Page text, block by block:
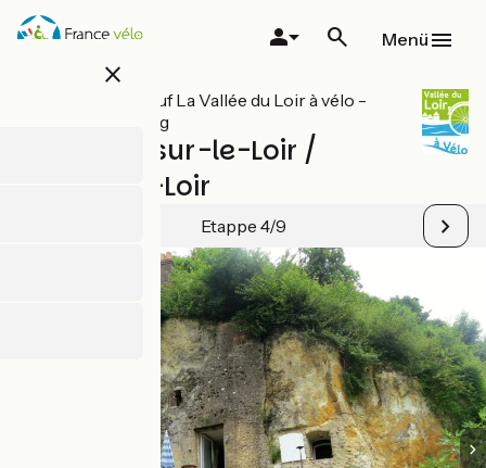
Direkt
zum
close
Menü
Alle Etappen auf La Vallée du Loir à vélo -
Loir-Tal Radweg
Montoire-sur-le-Loir /
Ruillé-sur-Loir
Etappe 4/9